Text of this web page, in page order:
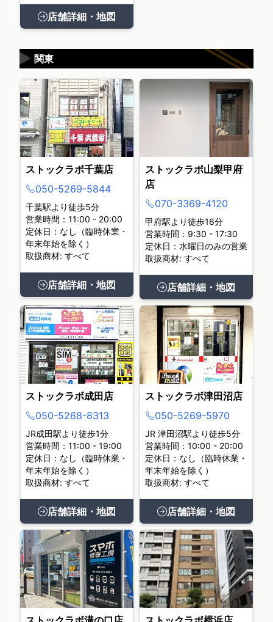
店舗詳細・地図
関東
▶
ストックラボ千葉店
050-5269-5844
千葉駅より徒歩5分
営業時間：11:00 - 20:00
定休日：なし（臨時休業・
年末年始を除く）
取扱商材: すべて
店舗詳細・地図
ストックラボ山梨甲府
店
070-3369-4120
甲府駅より徒歩16分
営業時間：9:30 - 17:30
定休日：水曜日のみの営業
取扱商材: すべて
店舗詳細・地図
ストックラボ成田店
050-5268-8313
JR成田駅より徒歩1分
営業時間：11:00 - 19:00
定休日：なし（臨時休業・
年末年始を除く）
取扱商材: すべて
店舗詳細・地図
ストックラボ津田沼店
050-5269-5970
JR 津田沼駅より徒歩5分
営業時間：10:00 - 20:00
定休日：なし（臨時休業・
年末年始を除く）
取扱商材: すべて
店舗詳細・地図